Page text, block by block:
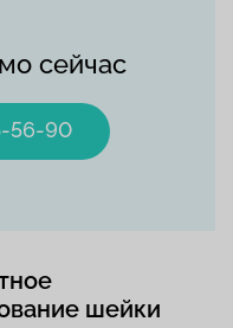
сейчас
56-90
шейки